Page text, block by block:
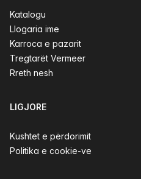
Katalogu
Llogaria ime
Karroca e pazarit
Tregtarët Vermeer
Rreth nesh
LIGJORE
Kushtet e përdorimit
Politika e cookie-ve